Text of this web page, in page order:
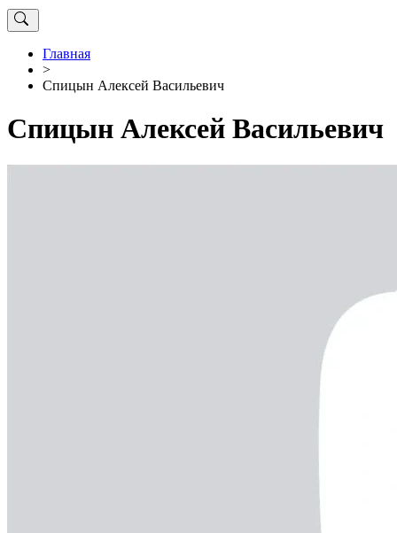
Главная
>
Спицын Алексей Васильевич
Спицын Алексей Васильевич